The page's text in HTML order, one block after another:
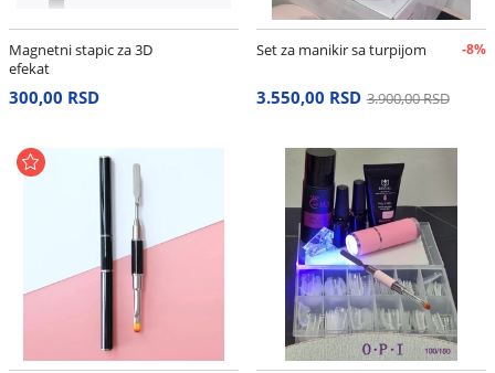
Magnetni stapic za 3D
efekat
300,00 RSD
Set za manikir sa turpijom -8%
3.550,00 RSD 3.900,00 RSD